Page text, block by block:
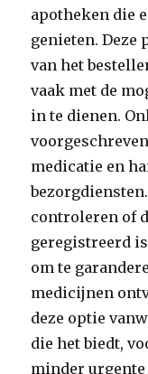
apotheken die
genieten. Deze
van het
vaak met de
in te dienen.
medicatie en
controleren of
geregistreerd
om te
medicijnen
deze optie
die het biedt,
minder